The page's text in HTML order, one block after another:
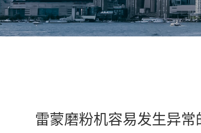
雷蒙磨粉机容易发生异常